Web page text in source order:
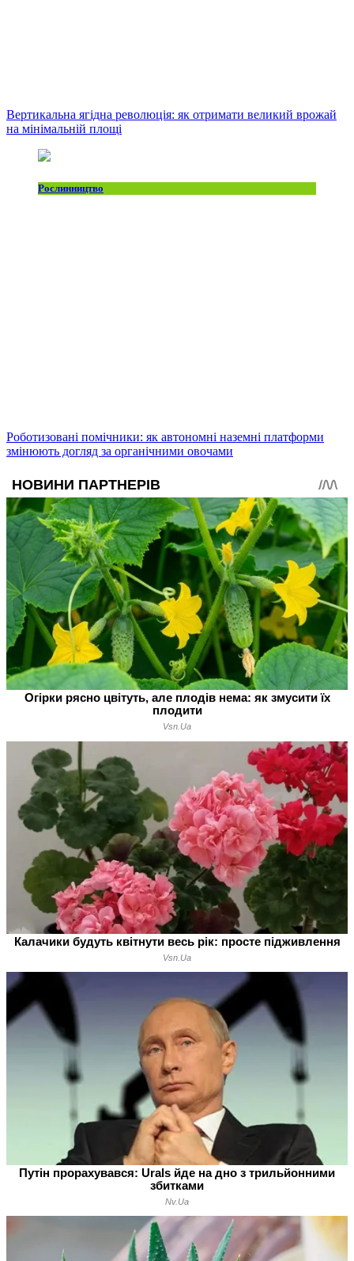
Вертикальна ягідна революція: як отримати великий врожай
на мінімальній площі
Рослинництво
Роботизовані помічники: як автономні наземні платформи
змінюють догляд за органічними овочами